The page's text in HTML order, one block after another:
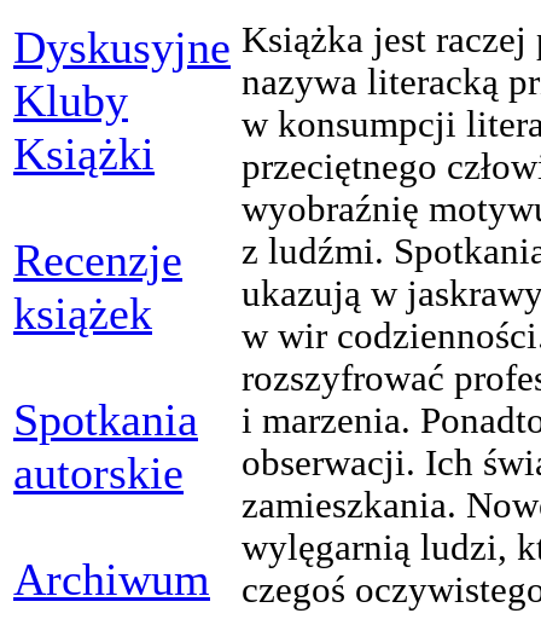
Dyskusyjne
Kluby
Książki
Recenzje
książek
Spotkania
autorskie
Archiwum
Książka jest
nazywa literacką
w konsumpcji
przeciętnego
wyobraźnię
z ludźmi.
ukazują w
w wir
rozszyfrować
i marzenia.
obserwacji. Ich
zamieszkania.
wylęgarnią ludzi,
czegoś